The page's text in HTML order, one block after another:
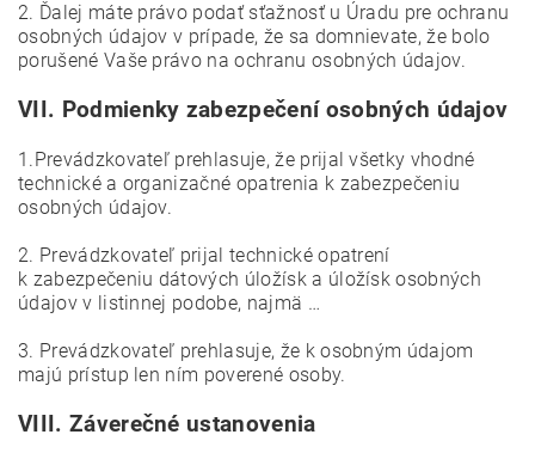
2. Ďalej máte právo podať sťažnosť u Úradu pre ochranu
osobných údajov v prípade, že sa domnievate, že bolo
porušené Vaše právo na ochranu osobných údajov.
VII. Podmienky zabezpečení osobných údajov
1.Prevádzkovateľ prehlasuje, že prijal všetky vhodné
technické a organizačné opatrenia k zabezpečeniu
osobných údajov.
2. Prevádzkovateľ prijal technické opatrení
k zabezpečeniu dátových úložísk a úložísk osobných
údajov v listinnej podobe, najmä …
3. Prevádzkovateľ prehlasuje, že k osobným údajom
majú prístup len ním poverené osoby.
VIII. Záverečné ustanovenia